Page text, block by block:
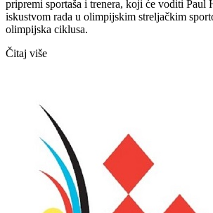
pripremi sportaša i trenera, koji će voditi Paul
iskustvom rada u olimpijskim streljačkim
olimpijska ciklusa.
Čitaj više